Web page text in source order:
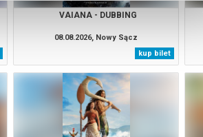
VAIANA - DUBBING
08.08.2026, Nowy Sącz
kup bilet